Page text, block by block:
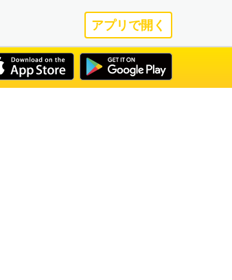
アプリで開く